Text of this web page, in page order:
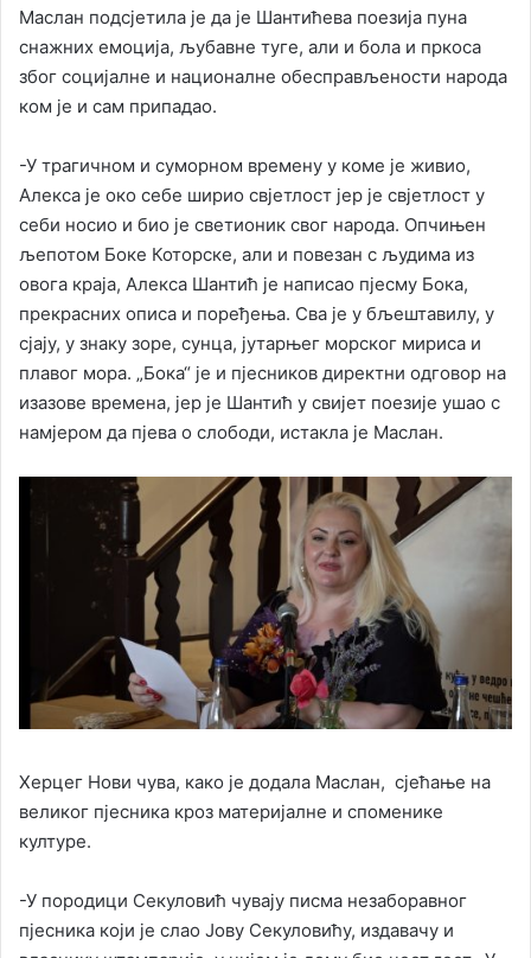
Маслан подсјетила је да је Шантићева поезија пуна
снажних емоција, љубавне туге, али и бола и пркоса
због социјалне и националне обесправљености народа
ком је и сам припадао.
-У трагичном и суморном времену у коме је живио,
Алекса је око себе ширио свјетлост јер је свјетлост у
себи носио и био је светионик свог народа. Опчињен
љепотом Боке Которске, али и повезан с људима из
овога краја, Алекса Шантић је написао пјесму Бока,
прекрасних описа и поређења. Сва је у бљештавилу, у
сјају, у знаку зоре, сунца, јутарњег морског мириса и
плавог мора. „Бока“ је и пјесников директни одговор на
изазове времена, јер је Шантић у свијет поезије ушао с
намјером да пјева о слободи, истакла је Маслан.
Херцег Нови чува, како је додала Маслан, сјећање на
великог пјесника кроз материјалне и споменике
културе.
-У породици Секуловић чувају писма незаборавног
пјесника који је слао Јову Секуловићу, издавачу и